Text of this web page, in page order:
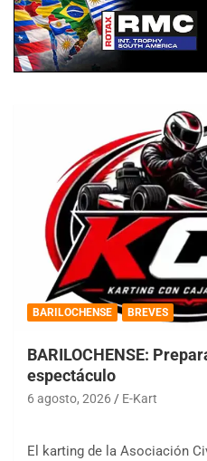
BARILOCHENSE BREVES
BARILOCHENSE:
espectáculo
6 agosto, 2026 E-Kart
El karting de la Asociación